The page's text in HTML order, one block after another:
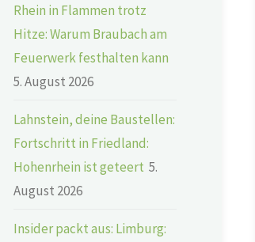
Rhein in Flammen trotz
Hitze: Warum Braubach am
Feuerwerk festhalten kann
5. August 2026
Lahnstein, deine Baustellen:
Fortschritt in Friedland:
Hohenrhein ist geteert 5.
August 2026
Insider packt aus: Limburg: